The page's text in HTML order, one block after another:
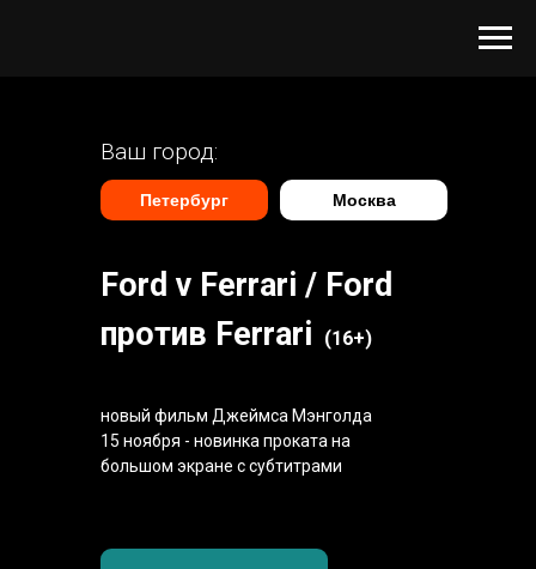
Ford v Ferrari / Ford
против Ferrari
(16+)
новый фильм Джеймса Мэнголда
15 ноября - новинка проката на
большом экране с субтитрами
Ваш город:
Петербург Москва